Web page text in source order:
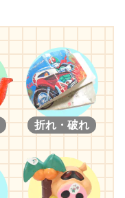
折れ・破れ